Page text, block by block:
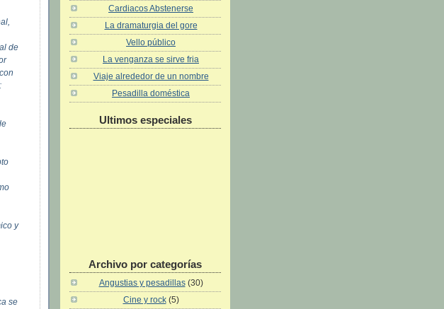
de
y
se
Cardiacos Abstenerse
La dramaturgia del gore
Vello público
La venganza se sirve fria
Viaje alrededor de un nombre
Pesadilla doméstica
Ultimos especiales
Archivo por categorías
Angustias y pesadillas (30)
Cine y rock (5)